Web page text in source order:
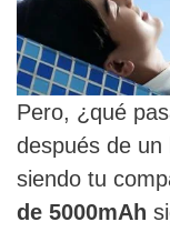
Pero, ¿qué
después de un
siendo tu
de 5000mAh